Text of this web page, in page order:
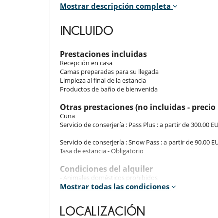
Room. This bedroom has 3 bunk beds 90 cm. This
Room. This bedroom has 1 double bed 180 cm. ,
includes also TV, balcony, towel dryer, closet.
Room 4
Room. This bedroom has 1 double bed 180 cm. ,
Room 5
Room. This bedroom has 1 double bed 180 cm. ,
balcony, towel dryer, WC.
The interior of the chalet harmoniously blends modern
The ground floor features a bedroom, living room,
Mostrar descripción completa
INCLUIDO
Prestaciones incluidas
Recepción en casa
Camas preparadas para su llegada
Limpieza al final de la estancia
Productos de baño de bienvenida
Otras prestaciones (no incluidas -
Cuna
Servicio de conserjería : Pass Plus : a partir de 300.00
Servicio de conserjería : Snow Pass : a partir de 90.00
Tasa de estancia - Obligatorio
Condiciones del alquiler
- Animales domésticos prohibidos
- El inquilino se compromete a mantener el
excesiva, los gastos adicionales se deducirán de la fianza.
- La villa debe ser devuelta en el mismo estado que
Mostrar todas las condiciones
LOCALIZACIÓN